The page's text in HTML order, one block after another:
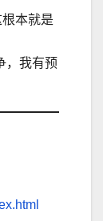
本就是
，我有预